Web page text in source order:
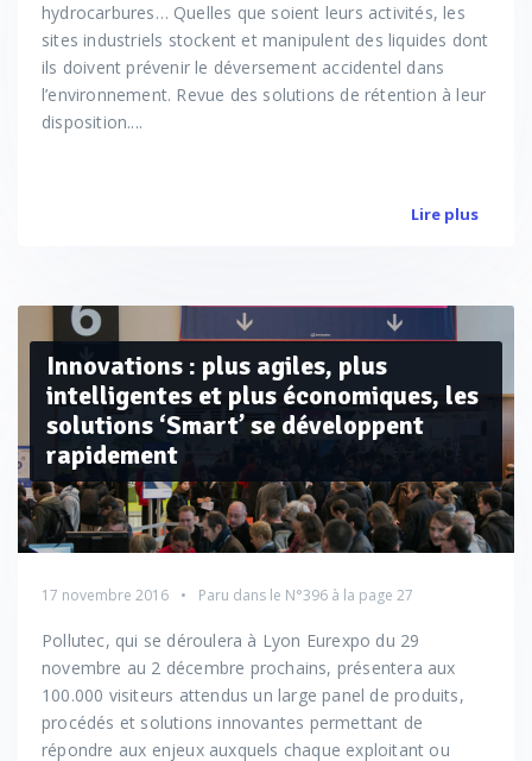
hydrocarbures… Quelles que soient leurs activités, les
sites industriels stockent et manipulent des liquides dont
ils doivent prévenir le déversement accidentel dans
l’environnement. Revue des solutions de rétention à leur
disposition....
Lire plus
Innovations : plus agiles, plus
intelligentes et plus économiques, les
solutions ‘Smart’ se développent
rapidement
17 novembre 2016 Paru dans le N°396 à la page 27
Pollutec, qui se déroulera à Lyon Eurexpo du 29
novembre au 2 décembre prochains, présentera aux
100.000 visiteurs attendus un large panel de produits,
procédés et solutions innovantes permettant de
répondre aux enjeux auxquels chaque exploitant ou